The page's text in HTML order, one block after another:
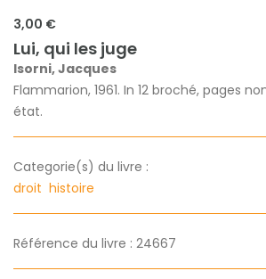
3,00 €
Lui, qui les juge
Isorni, Jacques
Flammarion, 1961. In 12 broché, pages
état.
Categorie(s) du livre :
droit histoire
Référence du livre : 24667